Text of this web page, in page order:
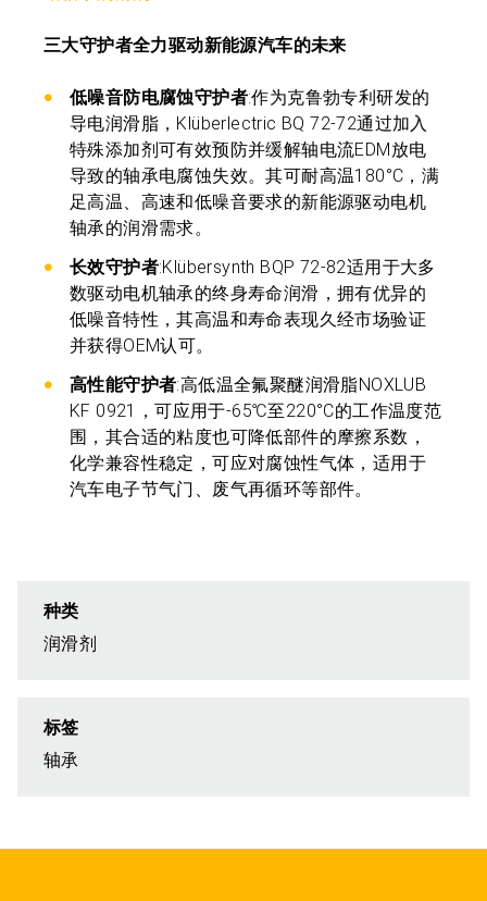
三大守护者全力驱动新能源汽车的未来
低噪音防电腐蚀守护者:作为克鲁勃专利研发的
导电润滑脂，Klüberlectric BQ 72-72通过加入
特殊添加剂可有效预防并缓解轴电流EDM放电
导致的轴承电腐蚀失效。其可耐高温180°C，满
足高温、高速和低噪音要求的新能源驱动电机
轴承的润滑需求。
长效守护者:Klübersynth BQP 72-82适用于大多
数驱动电机轴承的终身寿命润滑，拥有优异的
低噪音特性，其高温和寿命表现久经市场验证
并获得OEM认可。
高性能守护者:高低温全氟聚醚润滑脂NOXLUB
KF 0921，可应用于-65℃至220°C的工作温度范
围，其合适的粘度也可降低部件的摩擦系数，
化学兼容性稳定，可应对腐蚀性气体，适用于
汽车电子节气门、废气再循环等部件。
种类
润滑剂
标签
轴承